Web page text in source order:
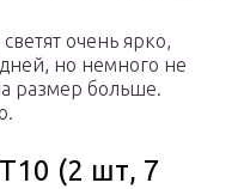
очень ярко,
но немного не
размер больше.
(2 шт, 7